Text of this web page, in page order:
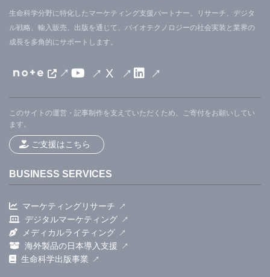
生命科学分野に特化したマーケティング支援パートナー。リサーチ、デジタ
ル戦略、輸入販売、出版を通じて、バイオテクノロジーの社会実装と業界の
成長を多角的にサポートします。
X
このサイトの運営・記事制作を支えていただくため、ご寄付をお願いしてい
ます。
ご支援はこちら
BUSINESS SERVICES
マーケティングリサーチ
デジタルマーケティング
メディカルライティング
海外製品の日本導入支援
生命科学出版事業